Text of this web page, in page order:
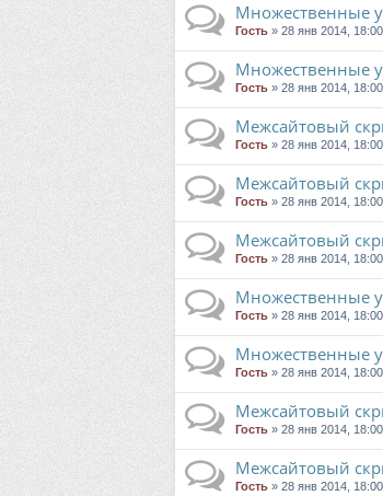
Множественные
Гость » 28 янв 2014, 18:00
Множественные
Гость » 28 янв 2014, 18:00
Межсайтовый
Гость » 28 янв 2014, 18:00
Межсайтовый
Гость » 28 янв 2014, 18:00
Межсайтовый
Гость » 28 янв 2014, 18:00
Множественные
Гость » 28 янв 2014, 18:00
Множественные
Гость » 28 янв 2014, 18:00
Межсайтовый
Гость » 28 янв 2014, 18:00
Межсайтовый
Гость » 28 янв 2014, 18:00